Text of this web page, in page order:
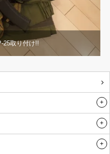
25取り付け!!